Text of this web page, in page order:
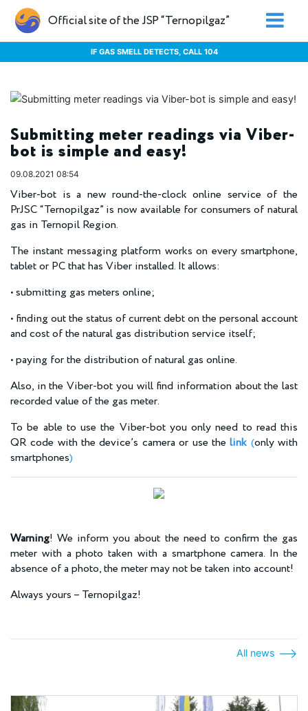
Official site of the JSP “Ternopilgaz”
IF GAS SMELL DETECTS, CALL 104
Submitting meter readings via Viber-
bot is simple and easy!
09.08.2021 08:54
Viber-bot is a new round-the-clock online service of the
PrJSC “Ternopilgaz” is now available for consumers of natural
gas in Ternopil Region.
The instant messaging platform works on every smartphone,
tablet or PC that has Viber installed. It allows:
• submitting gas meters online;
• finding out the status of current debt on the personal account
and cost of the natural gas distribution service itself;
• paying for the distribution of natural gas online.
Also, in the Viber-bot you will find information about the last
recorded value of the gas meter.
To be able to use the Viber-bot you only need to read this
QR code with the device’s camera or use thelink (only with
smartphones)
Warning! We inform you about the need to confirm the gas
meter with a photo taken with a smartphone camera. In the
absence of a photo, the meter may not be taken into account!
Always yours – Ternopilgaz!
All news